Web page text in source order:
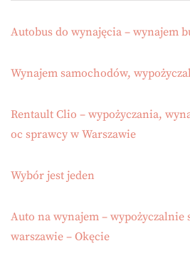
Autobus do wynajęcia – wynajem
Wynajem samochodów,
Rentault Clio – wypożyczania,
oc sprawcy w Warszawie
Wybór jest jeden
Auto na wynajem – wypożyczalnie
warszawie – Okęcie